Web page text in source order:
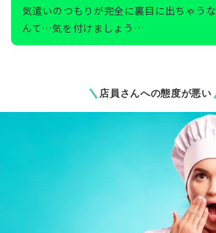
気遣いのつもりが完全に裏目に出ちゃうな
んて…気を付けましょう…
店員さんへの態度が悪い